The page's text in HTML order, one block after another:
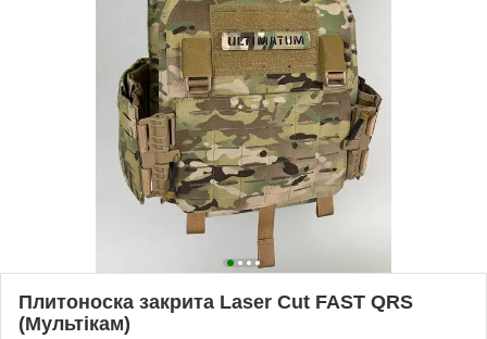
Плитоноска закрита Laser Cut FAST QRS
(Мультікам)